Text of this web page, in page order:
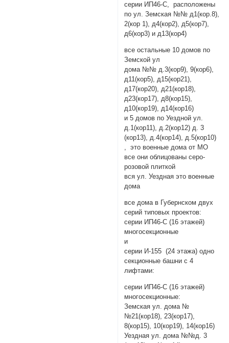
серии ИП46-С, расположены
по ул. Земская №№ д1(кор.8),
2(кор 1), д4(кор2), д5(кор7),
д6(кор3) и д13(кор4)
все остальные 10 домов по
Земской ул
дома №№ д.3(кор9), 9(кор6),
д11(кор5), д15(кор21),
д17(кор20), д21(кор18),
д23(кор17), д8(кор15),
д10(кор19), д14(кор16)
и 5 домов по Уездной ул.
д.1(кор11), д.2(кор12) д. 3
(кор13), д.4(кор14), д.5(кор10)
, это военные дома от МО
все они облицованы серо-
розовой плиткой
вся ул. Уездная это военные
дома
все дома в Губернском двух
серий типовых проектов:
серии ИП46-С (16 этажей)
многосекционные
и
серии И-155 (24 этажа) одно
секционные башни с 4
лифтами:
серии ИП46-С (16 этажей)
многосекционные:
Земская ул. дома №
№21(кор18), 23(кор17),
8(кор15), 10(кор19), 14(кор16)
Уездная ул. дома №№д. 3